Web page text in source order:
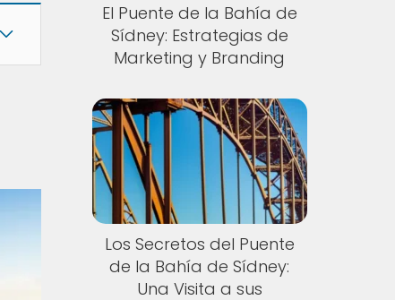
El Puente de la Bahía de
Sídney: Estrategias de
Marketing y Branding
Los Secretos del Puente
de la Bahía de Sídney:
Una Visita a sus